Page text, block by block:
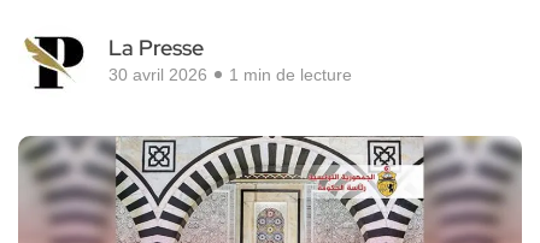
La Presse
30 avril 2026 1 min de lecture